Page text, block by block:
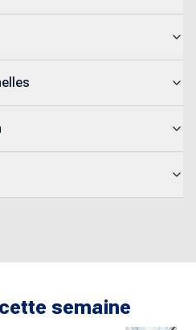
semaine